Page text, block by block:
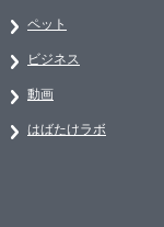
ペット
ビジネス
動画
はばたけラボ